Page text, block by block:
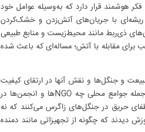
هوشمند قرار دارد که به‌وسیله عوامل خود
ریشه‌ای با جریان‌های آتش‌زدن و خشک‌کردن
ذی‌ربط مانند محیط‌زیست و منابع طبیعی
برای مقابله با آتش؛ مساله‌ای که باعث شده
و جنگل‌ها و نقش آنها در ارتقای کیفیت
زندگی دارند نمی‌توانند فقط نظاره‌گر باشند. بنابراین فعالان حوزه اجتماعی ازجمله جوامع محلی چه NGOها و انجمن‌ها در
حریق در جنگل‌های زاگرس می‌کنند که نه
دیدند که چگونه از تجهیزاتی مانند دمنده